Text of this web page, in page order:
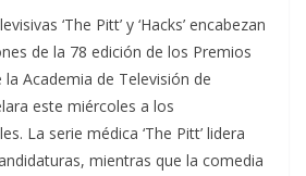
‘The Pitt’ y ‘Hacks’ encabezan
de la 78 edición de los Premios
Academia de Televisión de
este miércoles a los
La serie médica ‘The Pitt’ lidera
mientras que la comedia